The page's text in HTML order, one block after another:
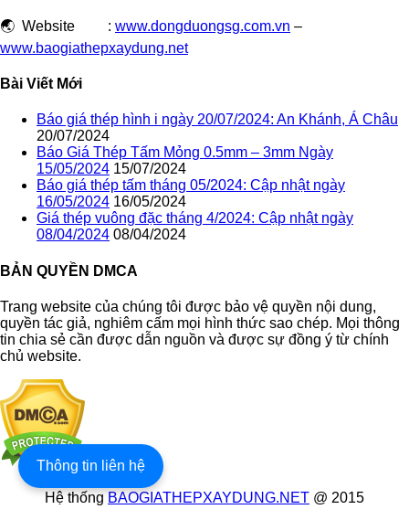
🌏 Website : www.dongduongsg.com.vn –
www.baogiathepxaydung.net
Bài Viết Mới
Báo giá thép hình i ngày 20/07/2024: An Khánh, Á Châu
20/07/2024
Báo Giá Thép Tấm Mỏng 0.5mm – 3mm Ngày
15/05/2024 15/07/2024
Báo giá thép tấm tháng 05/2024: Cập nhật ngày
16/05/2024 16/05/2024
Giá thép vuông đặc tháng 4/2024: Cập nhật ngày
08/04/2024 08/04/2024
BẢN QUYỀN DMCA
Trang website của chúng tôi được bảo vệ quyền nội dung,
quyền tác giả, nghiêm cấm mọi hình thức sao chép. Mọi thông
tin chia sẻ cần được dẫn nguồn và được sự đồng ý từ chính
chủ website.
Hệ thống BAOGIATHEPXAYDUNG.NET @ 2015
Thông tin liên hệ